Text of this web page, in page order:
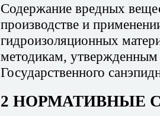
Содержание вредных
производстве и
гидроизоляционных
методикам,
Государственного
2 НОРМАТИВНЫЕ